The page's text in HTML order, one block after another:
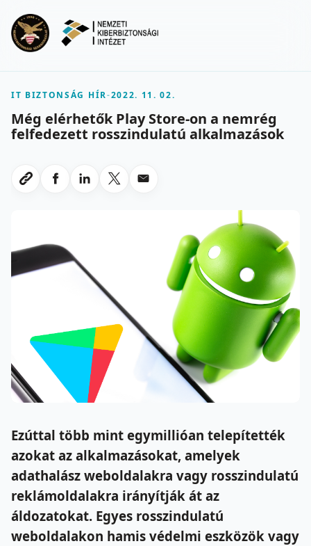
IT BIZTONSÁG HÍR-2022. 11. 02.
Még elérhetők Play Store-on a nemrég
felfedezett rosszindulatú alkalmazások
Link masolasa
Megosztas Facebookon
Megosztas LinkedInen
Megosztas X-en
Megosztas emailben
Ezúttal több mint egymillióan telepítették
azokat az alkalmazásokat, amelyek
adathalász weboldalakra vagy rosszindulatú
reklámoldalakra irányítják át az
áldozatokat. Egyes rosszindulatú
weboldalakon hamis védelmi eszközök vagy